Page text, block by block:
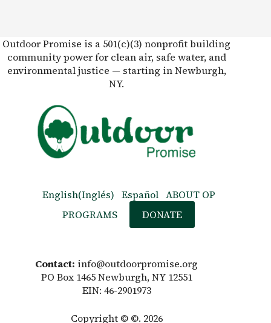
Outdoor Promise is a 501(c)(3) nonprofit building
community power for clean air, safe water, and
environmental justice — starting in Newburgh,
NY.
English(Inglés) Español ABOUT OP
PROGRAMS
DONATE
Contact: info@outdoorpromise.org
PO Box 1465 Newburgh, NY 12551
EIN: 46-2901973
Copyright © ©. 2026